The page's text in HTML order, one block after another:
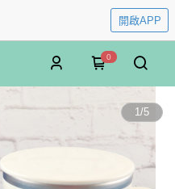
開啟APP
0
1/5